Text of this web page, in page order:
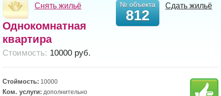
Снять жильё Сдать жильё
№ объекта
812
Однокомнатная
квартира
Cтоимость: 10000 руб.
Стоймость: 10000
Ком. услуги: дополнительно